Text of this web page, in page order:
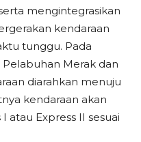
mengintegrasikan
kendaraan
tunggu. Pada
Merak dan
diarahkan menuju
kendaraan akan
atau Express II sesuai